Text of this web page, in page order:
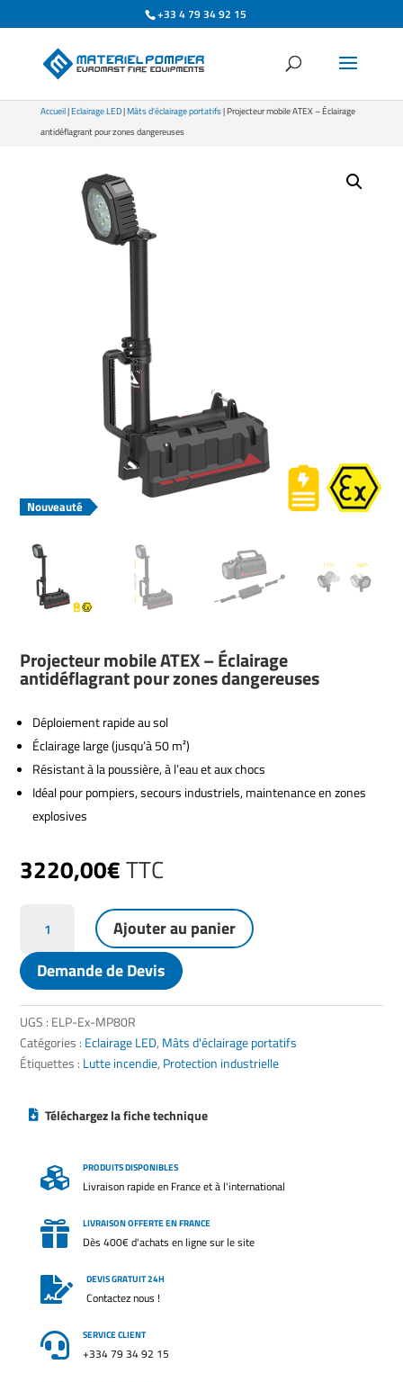
+33 4 79 34 92 15
Accueil|Eclairage LED|Mâts d'éclairage portatifs| Projecteur mobile ATEX – Éclairage
antidéflagrant pour zones dangereuses
Nouveauté
Projecteur mobile ATEX – Éclairage
antidéflagrant pour zones dangereuses
Déploiement rapide au sol
Éclairage large (jusqu’à 50 m²)
Résistant à la poussière, à l’eau et aux chocs
Idéal pour pompiers, secours industriels, maintenance en zones
explosives
3220,00€TTC
Projecteur
mobile
ATEX
–
Éclairage
antidéflagrant
dangereuses
Ajouter au panier
Demande de Devis
UGS : ELP-Ex-MP80R
Catégories : Eclairage LED, Mâts d'éclairage portatifs
Étiquettes : Lutte incendie, Protection industrielle
Téléchargez la fiche technique
 PRODUITS DISPONIBLES
Livraison rapide en France et à l'international
 LIVRAISON OFFERTE EN FRANCE
Dès 400€ d'achats en ligne sur le site
 DEVIS GRATUIT 24H
Contactez nous !
 SERVICE CLIENT
+334 79 34 92 15